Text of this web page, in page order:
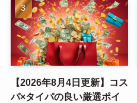
【2026年8月4日更新】コス
パ×タイパの良い厳選ポイ